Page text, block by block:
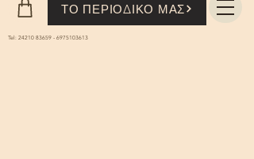
ΤΟ ΠΕΡΙΟΔΙΚΟ ΜΑΣ
Tel: 24210 83659 - 6975103613